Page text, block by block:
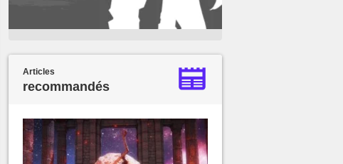
Articles
recommandés